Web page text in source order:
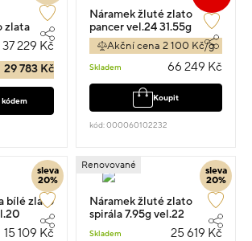
zlata
37 229 Kč
29 783 Kč
kódem
Náramek žluté zlato
pancer vel.24 31.55g
Akční cena 2 100 Kč/g
Skladem 66 249 Kč
Koupit
kód: 000060102232
sleva
20%
bílé zlato
15 109 Kč
sleva
20%
Renovované
Náramek žluté zlato
spirála 7.95g vel.22
Skladem 25 619 Kč